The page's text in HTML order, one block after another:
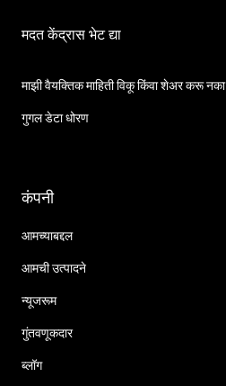
मदत केंद्रास भेट द्या
माझी वैयक्तिक माहिती विकू किंवा शेअर करू नका
गुगल डेटा धोरण
कंपनी
आमच्याबद्दल
आमची उत्पादने
न्यूजरूम
गुंतवणूकदार
ब्लॉग